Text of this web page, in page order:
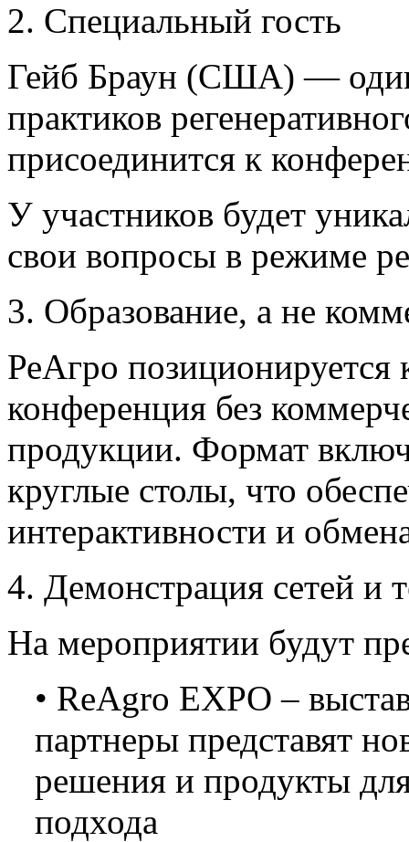
2. Специальный гость
Гейб Браун (США) —
практиков
присоединится к
У участников будет
свои вопросы в режиме
3. Образование, а не
РеАгро позиционируется
конференция без
продукции. Формат
круглые столы, что
интерактивности и
4. Демонстрация сетей и
На мероприятии будут
• ReAgro EXPO –
партнеры представят
решения и продукты
подхода